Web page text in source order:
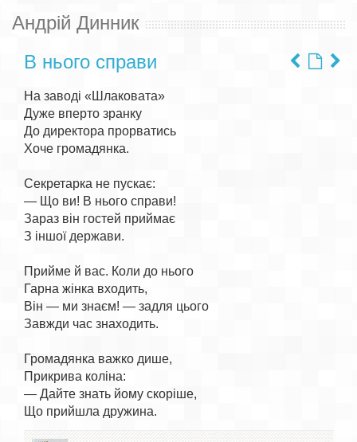
Андрій Динник
В нього справи
На заводі «Шлаковата»
Дуже вперто зранку
До директора прорватись
Хоче громадянка.
Секретарка не пускає:
— Що ви! В нього справи!
Зараз він гостей приймає
З іншої держави.
Прийме й вас. Коли до нього
Гарна жінка входить,
Він — ми знаєм! — задля цього
Завжди час знаходить.
Громадянка важко дише,
Прикрива коліна:
— Дайте знать йому скоріше,